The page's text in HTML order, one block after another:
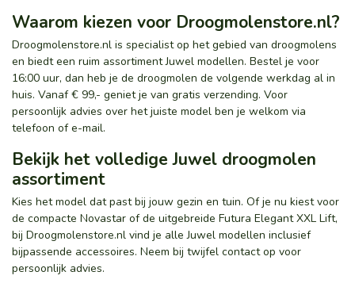
Waarom kiezen voor Droogmolenstore.nl?
Droogmolenstore.nl is specialist op het gebied van droogmolens
en biedt een ruim assortiment Juwel modellen. Bestel je voor
16:00 uur, dan heb je de droogmolen de volgende werkdag al in
huis. Vanaf € 99,- geniet je van gratis verzending. Voor
persoonlijk advies over het juiste model ben je welkom via
telefoon of e-mail.
Bekijk het volledige Juwel droogmolen
assortiment
Kies het model dat past bij jouw gezin en tuin. Of je nu kiest voor
de compacte Novastar of de uitgebreide Futura Elegant XXL Lift,
bij Droogmolenstore.nl vind je alle Juwel modellen inclusief
bijpassende accessoires. Neem bij twijfel contact op voor
persoonlijk advies.